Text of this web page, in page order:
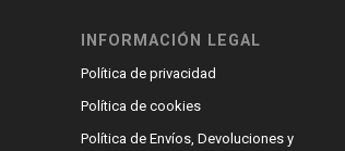
INFORMACIÓN LEGAL
Política de privacidad
Política de cookies
Política de Envíos, Devoluciones y